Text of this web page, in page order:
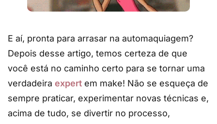
E aí, pronta para arrasar na automaquiagem?
Depois desse artigo, temos certeza de que
você está no caminho certo para se tornar uma
verdadeira expert em make! Não se esqueça de
sempre praticar, experimentar novas técnicas e,
acima de tudo, se divertir no processo,